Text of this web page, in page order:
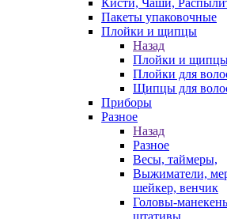
Кисти, Чаши,
Пакеты упаковочные
Плойки и щипцы
Назад
Плойки и
Плойки для
Щипцы для
Приборы
Разное
Назад
Разное
Весы, таймеры,
Выжиматели,
шейкер, венчик
Головы-
штативы